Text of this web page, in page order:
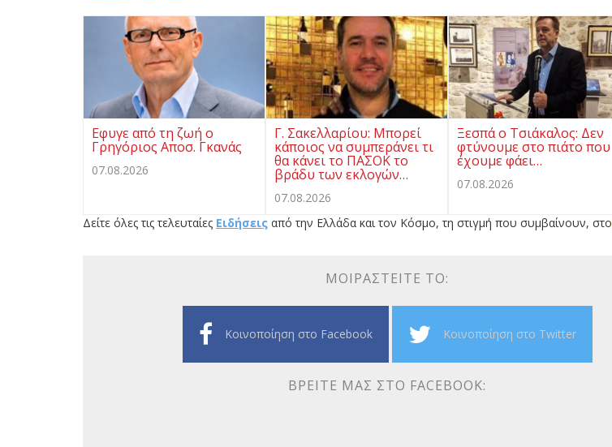
Eφυγε από τη ζωή ο
Γρηγόριος Αποσ. Γκανάς
07.08.2026
Γ. Σακελλαρίου: Μπορεί
κάποιος να συμπεράνει τι
θα κάνει το ΠΑΣΟΚ το
βράδυ των εκλογών…
07.08.2026
Ξεσπά ο Τσιάκαλος: Δεν
φτύνουμε στο πιάτο που
έχουμε φάει…
07.08.2026
Δείτε όλες τις τελευταίες Ειδήσεις από την Ελλάδα και τον Κόσμο, τη στιγμή που συμβαίνουν, στο
ΜΟΙΡΑΣΤΕΊΤΕ ΤΟ:
Κοινοποίηση στο Facebook Κοινοποίηση στο Twitter
ΒΡΕΊΤΕ ΜΑΣ ΣΤΟ FACEBOOK: